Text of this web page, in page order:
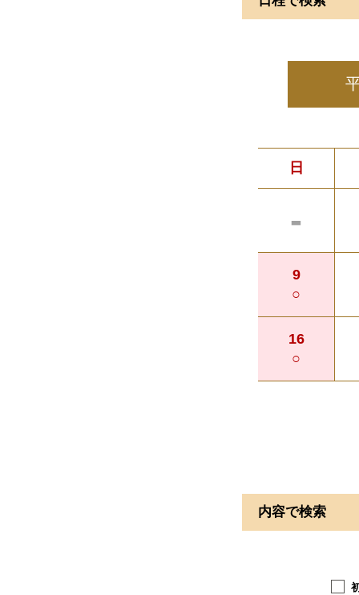
日
-
9
○
16
○
内容で検索